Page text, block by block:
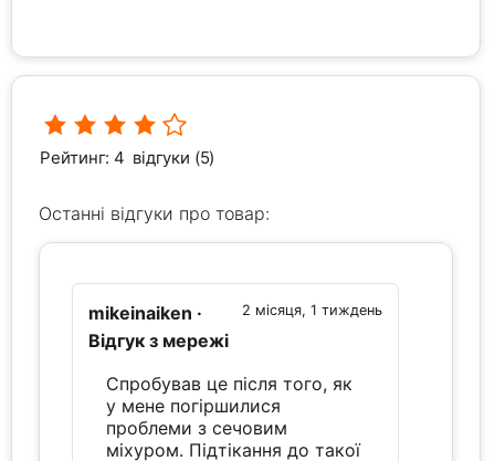
Рейтинг: 4 відгуки (5)
Останні відгуки про товар:
2 місяця, 1 тиждень
mikeinaiken ·
Відгук з мережі
Спробував це після того, як
у мене погіршилися
проблеми з сечовим
міхуром. Підтікання до такої